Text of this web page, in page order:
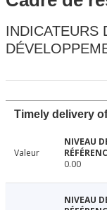
INDICATEURS
Timely delivery
Valeur
0.00